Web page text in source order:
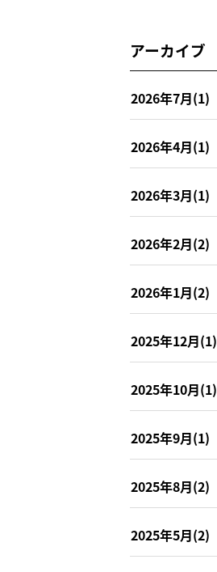
アーカイブ
2026年7月(1)
2026年4月(1)
2026年3月(1)
2026年2月(2)
2026年1月(2)
2025年12月(1)
2025年10月(1)
2025年9月(1)
2025年8月(2)
2025年5月(2)